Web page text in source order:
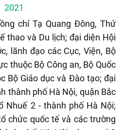
2021
chí Tạ Quang Đông, Thứ
thao và Du lịch; đại diện Hội
lãnh đạo các Cục, Viện, Bộ
thuộc Bộ Công an, Bộ Quốc
Bộ Giáo dục và Đào tạo; đại
thành phố Hà Nội, quận Bắc
Nhuế 2 - thành phố Hà Nội;
chức quốc tế và các trường